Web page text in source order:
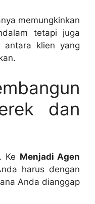
memungkinkan
tetapi juga
antara klien yang
dan
Ke Menjadi Agen
harus dengan
Anda dianggap